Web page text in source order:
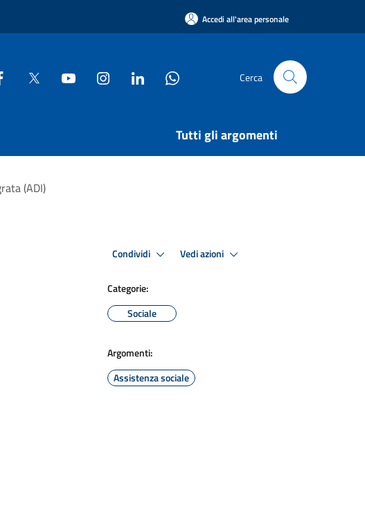
Accedi all'area personale
Cerca
Tutti gli argomenti
(ADI)
Condividi Vedi azioni
Categorie:
Sociale
Argomenti:
Assistenza sociale